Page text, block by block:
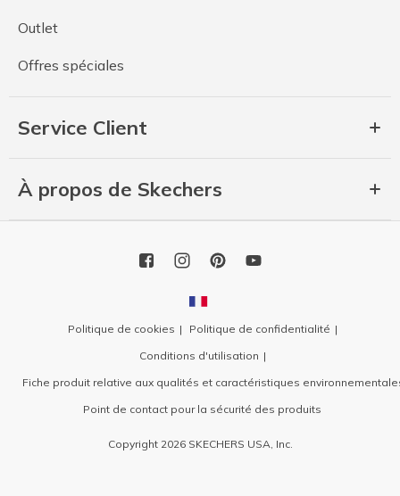
Outlet
Offres spéciales
Service Client
À propos de Skechers
Politique de cookies
Politique de confidentialité
Conditions d'utilisation
Fiche produit relative aux qualités et caractéristiques
Point de contact pour la sécurité des produits
Copyright 2026 SKECHERS USA, Inc.